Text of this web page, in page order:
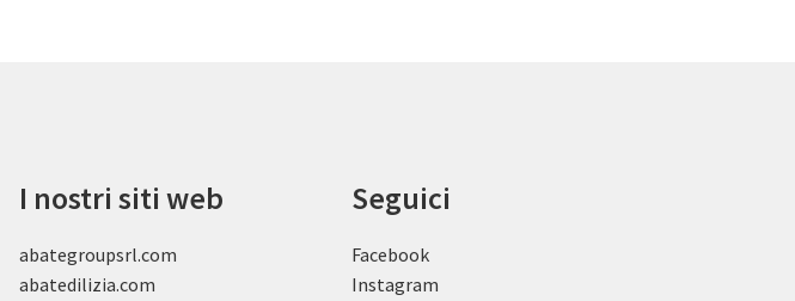
I nostri siti web
abategroupsrl.com
abatedilizia.com
Seguici
Facebook
Instagram